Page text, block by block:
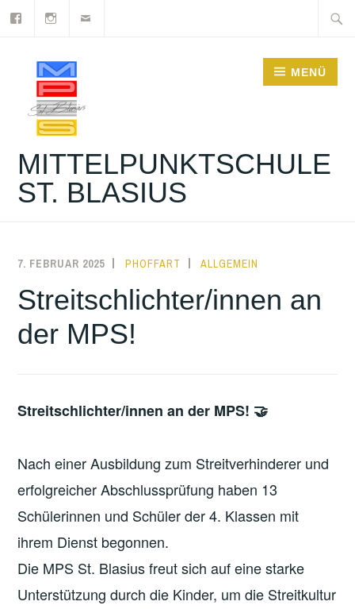
Zum
springen
Suche
MITTELPUNKTSCHULE
ST. BLASIUS
MENÜ
7. FEBRUAR 2025 PHOFFART ALLGEMEIN
Streitschlichter/innen an
der MPS!
Streitschlichter/innen an der MPS! 🤝
Nach einer Ausbildung zum Streitverhinderer und
erfolgreicher Abschlussprüfung haben 13
Schülerinnen und Schüler der 4. Klassen mit
ihrem Dienst begonnen.
Die MPS St. Blasius freut sich auf eine starke
Unterstützung durch die Kinder, um die Streitkultur